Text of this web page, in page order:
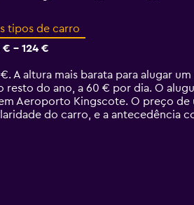
tipos de carro
€ - 124 €
A altura mais barata para alugar
do ano, a 60 € por dia. O
Aeroporto Kingscote. O preço de
do carro, e a antecedência